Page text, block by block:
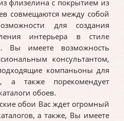
флизелина с покрытием из
совмещаются между собой
для создания
интерьера в стиле
Вы имеете возможность
консультантом,
компаньоны для
а также порекомендует
обоев.
обои Вас ждет огромный
а также, Вы имеете